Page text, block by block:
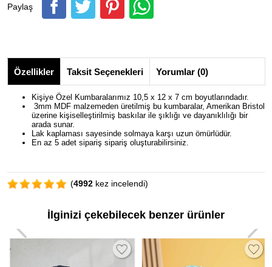
Paylaş
Özellikler Taksit Seçenekleri Yorumlar (0)
Kişiye Özel Kumbaralarımız 10,5 x 12 x 7 cm boyutlarındadır.
3mm MDF malzemeden üretilmiş bu kumbaralar, Amerikan Bristol
üzerine kişiselleştirilmiş baskılar ile şıklığı ve dayanıklılığı bir
arada sunar.
Lak kaplaması sayesinde solmaya karşı uzun ömürlüdür.
En az 5 adet sipariş sipariş oluşturabilirsiniz.
(4992 kez incelendi)
İlginizi çekebilecek benzer ürünler